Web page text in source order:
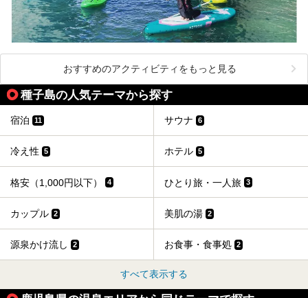
おすすめのアクティビティをもっと見る
種子島の人気テーマから探す
宿泊 11 サウナ 6
冷え性 5 ホテル 5
格安（1,000円以下） 4 ひとり旅・一人旅 3
カップル 2 美肌の湯 2
源泉かけ流し 2 お食事・食事処 2
すべて表示する